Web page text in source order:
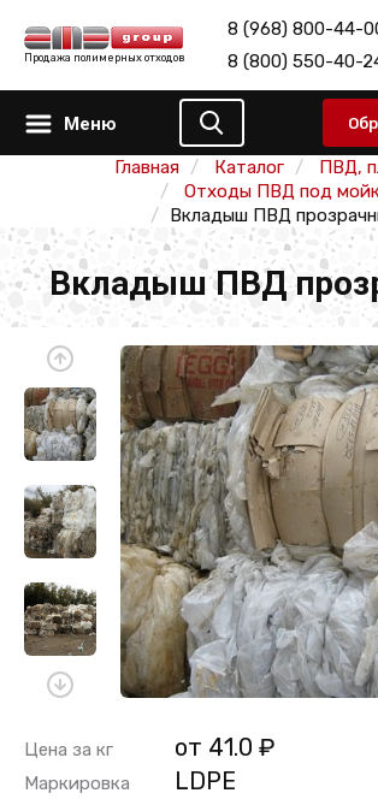
Продажа полимерных отходов
8 (968) 800-44-
8 (800) 550-40-
Меню
Главная Каталог
ПВД,
Отходы ПВД под
Вкладыш ПВД
Вкладыш ПВД
Цена за кг от 41.0 ₽
Маркировка LDPE